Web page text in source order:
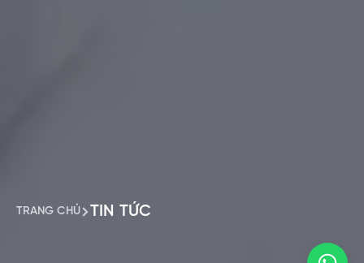
TRANG CHỦ TIN TỨC